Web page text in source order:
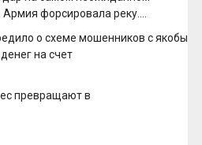
Армия форсировала реку.
о схеме мошенников с якобы
на счет
превращают в